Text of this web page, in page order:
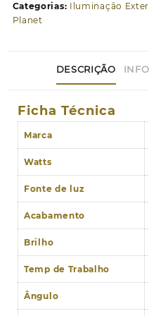
600W
6000K
Categorias: Iluminação
Planet
DESCRIÇÃO
Ficha Técnica
Marca
Watts
Fonte de luz
Acabamento
Brilho
Temp de Trabalho
Ângulo